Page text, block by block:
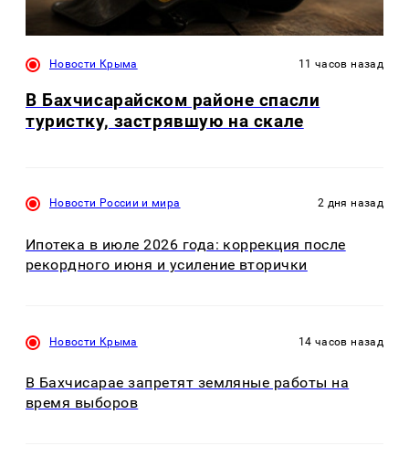
Новости Крыма 11 часов назад
В Бахчисарайском районе спасли
туристку, застрявшую на скале
Новости России и мира 2 дня назад
Ипотека в июле 2026 года: коррекция после
рекордного июня и усиление вторички
Новости Крыма 14 часов назад
В Бахчисарае запретят земляные работы на
время выборов